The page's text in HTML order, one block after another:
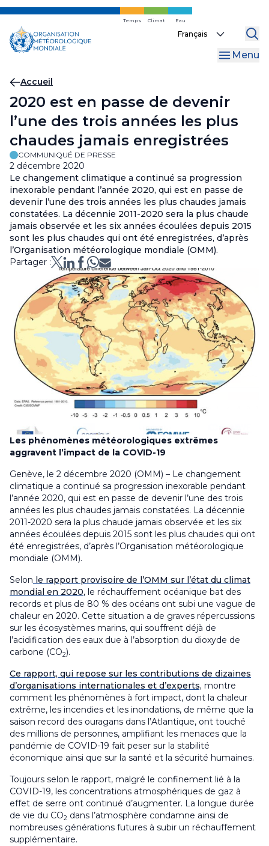
Skip
main
content
Temps Climat Eau
Select
Menu
Fil
d'Ariane
Accueil
2020 est en passe de devenir
l’une des trois années les plus
chaudes jamais enregistrées
COMMUNIQUÉ DE PRESSE
2 décembre 2020
Le changement climatique a continué sa progression
inexorable pendant l’année 2020, qui est en passe de
devenir l’une des trois années les plus chaudes jamais
constatées. La décennie 2011-2020 sera la plus chaude
jamais observée et les six années écoulées depuis 2015
sont les plus chaudes qui ont été enregistrées, d’après
l’Organisation météorologique mondiale (OMM).
Partager :
Les phénomènes météorologiques extrêmes
aggravent l’impact de la COVID-19
Genève, le 2 décembre 2020 (OMM) – Le changement
climatique a continué sa progression inexorable pendant
l’année 2020, qui est en passe de devenir l’une des trois
années les plus chaudes jamais constatées. La décennie
2011-2020 sera la plus chaude jamais observée et les six
années écoulées depuis 2015 sont les plus chaudes qui ont
été enregistrées, d’après l’Organisation météorologique
mondiale (OMM).
Selon le rapport provisoire de l’OMM sur l’état du climat
mondial en 2020, le réchauffement océanique bat des
records et plus de 80 % des océans ont subi une vague de
chaleur en 2020. Cette situation a de graves répercussions
sur les écosystèmes marins, qui souffrent déjà de
l’acidification des eaux due à l’absorption du dioxyde de
carbone (CO2).
Ce rapport, qui repose sur les contributions de dizaines
d’organisations internationales et d’experts, montre
comment les phénomènes à fort impact, dont la chaleur
extrême, les incendies et les inondations, de même que la
saison record des ouragans dans l’Atlantique, ont touché
des millions de personnes, amplifiant les menaces que la
pandémie de COVID-19 fait peser sur la stabilité
économique ainsi que sur la santé et la sécurité humaines.
Toujours selon le rapport, malgré le confinement lié à la
COVID-19, les concentrations atmosphériques de gaz à
effet de serre ont continué d’augmenter. La longue durée
de vie du CO2 dans l’atmosphère condamne ainsi de
nombreuses générations futures à subir un réchauffement
supplémentaire.